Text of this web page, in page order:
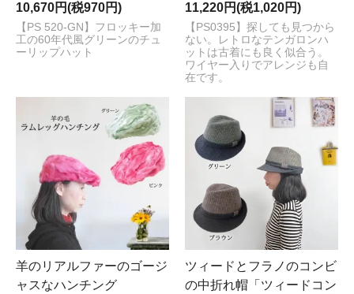
10,670円(税970円)
【PS 520-GN】フロッキー加
工の60年代風グリーンのチュ
ーリップハット
11,220円(税1,020円)
【PS0395】探しても見つから
ない。レトロなテンガロンハ
ットは古着にも良く似合う。
ワイヤー入りでアレンジも自
在です。
羊のリアルファーのゴージ
ャスなハンチング
ツィードとフラノのコンビ
の中折れ帽「ツィードコン